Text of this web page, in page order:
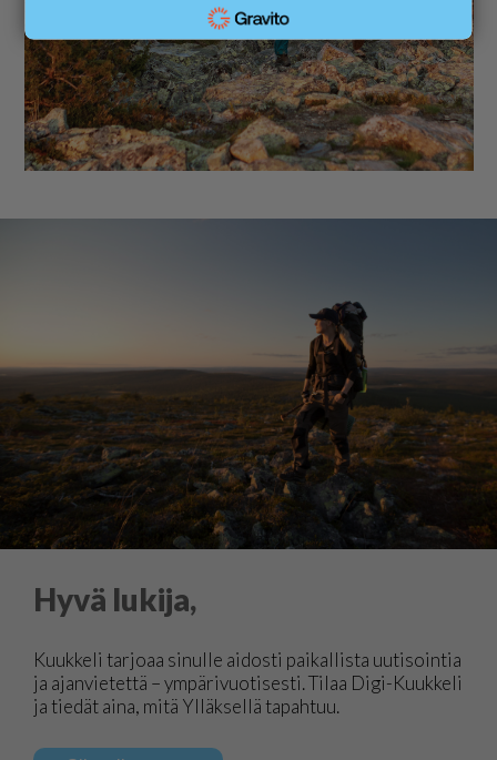
Hyvä lukija,
Kuukkeli tarjoaa sinulle aidosti paikallista uutisointia
ja ajanvietettä – ympärivuotisesti. Tilaa Digi-Kuukkeli
ja tiedät aina, mitä Ylläksellä tapahtuu.